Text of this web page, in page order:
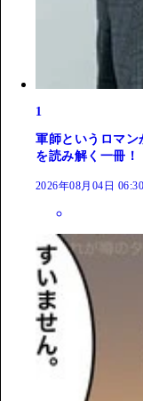
1
軍師というロマン
を読み解く一冊！
2026年08月04日 06:30